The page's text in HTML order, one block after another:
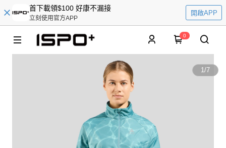
首下載領$100 好康不漏接
立刻使用官方APP
開啟APP
0
1/7